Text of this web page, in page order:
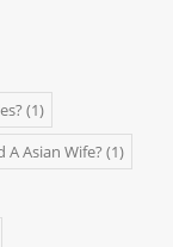
(1)
A Asian Wife? (1)